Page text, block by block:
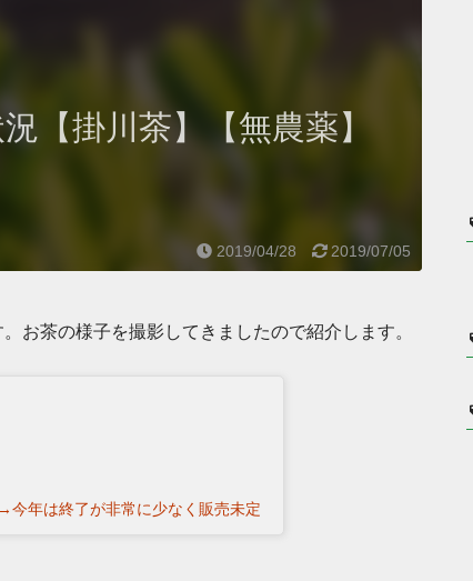
【掛川茶】【無農薬】
2019/04/28 2019/07/05
お茶の様子を撮影してきましたので紹介します。
年は終了が非常に少なく販売未定